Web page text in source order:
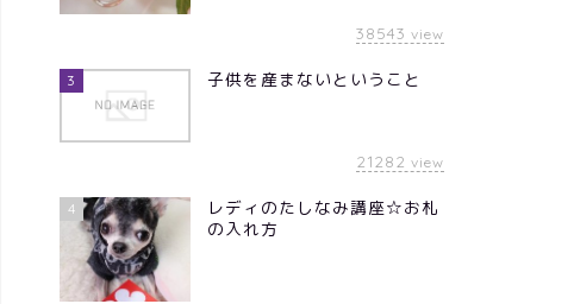
38543 view
3 子供を産まないということ
21282 view
4
レディのたしなみ講座☆お札
の入れ方